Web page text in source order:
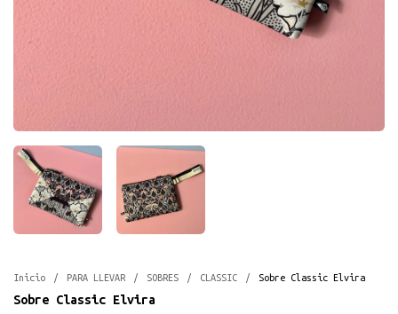
Inicio / PARA LLEVAR / SOBRES / CLASSIC / Sobre Classic Elvira
Sobre Classic Elvira